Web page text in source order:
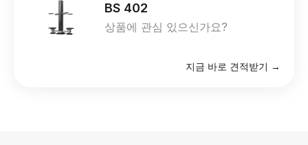
BS 402
상품에 관심 있으신가요?
지금 바로 견적받기 →